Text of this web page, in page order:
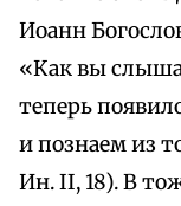
Иоанн
«Как вы
теперь
и познаем из
Ин. II, 18). В